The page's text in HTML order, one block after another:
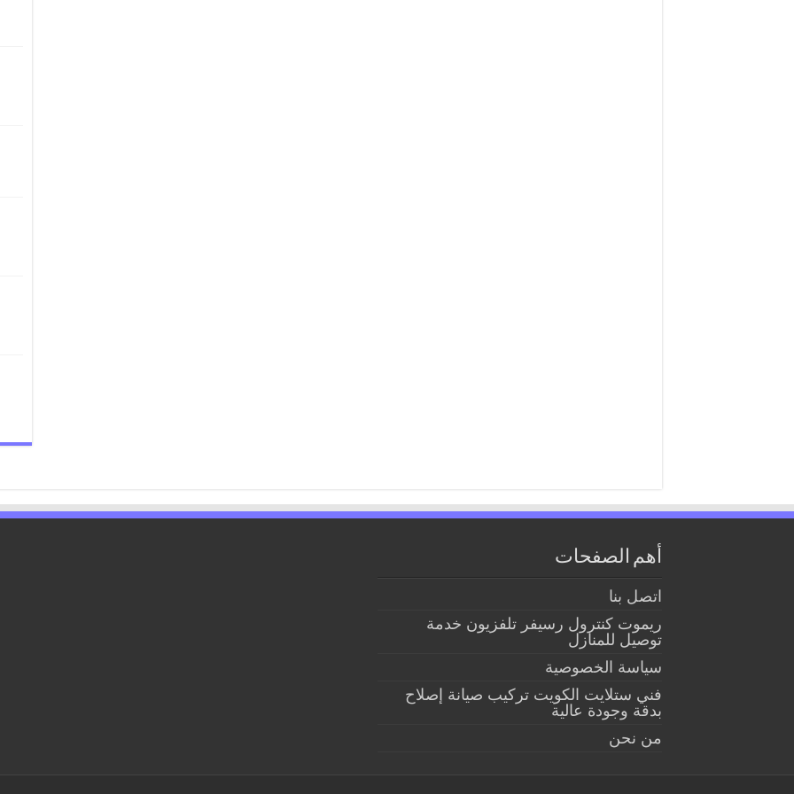
أهم الصفحات
اتصل بنا
ريموت كنترول رسيفر تلفزيون خدمة
توصيل للمنازل
سياسة الخصوصية
فني ستلايت الكويت تركيب صيانة إصلاح
بدقة وجودة عالية
من نحن